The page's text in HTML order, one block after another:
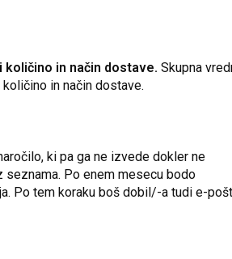
in način dostave. Skupna
in način dostave.
ki pa ga ne izvede dokler ne
seznama. Po enem mesecu bodo
Po tem koraku boš dobil/-a tudi e-